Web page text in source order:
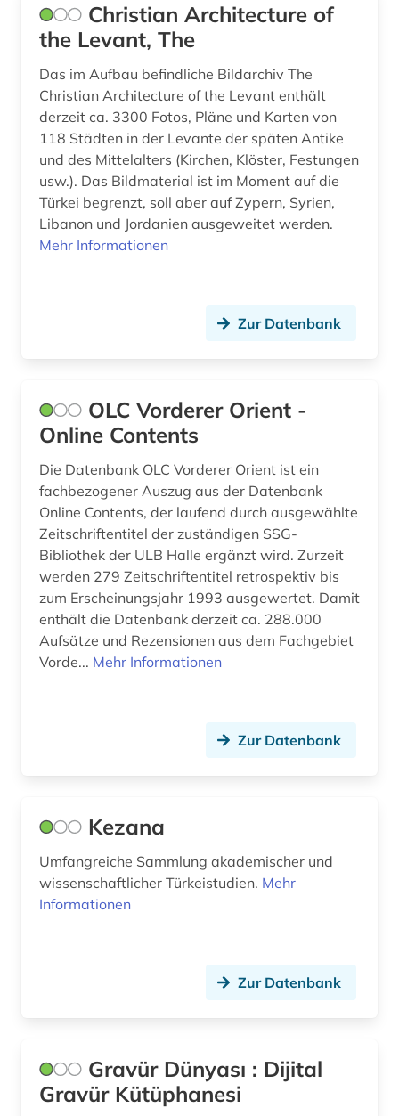
Christian Architecture of
the Levant, The
Das im Aufbau befindliche Bildarchiv The
Christian Architecture of the Levant enthält
derzeit ca. 3300 Fotos, Pläne und Karten von
118 Städten in der Levante der späten Antike
und des Mittelalters (Kirchen, Klöster, Festungen
usw.). Das Bildmaterial ist im Moment auf die
Türkei begrenzt, soll aber auf Zypern, Syrien,
Libanon und Jordanien ausgeweitet werden.
Mehr Informationen
Zur Datenbank
OLC Vorderer Orient -
Online Contents
Die Datenbank OLC Vorderer Orient ist ein
fachbezogener Auszug aus der Datenbank
Online Contents, der laufend durch ausgewählte
Zeitschriftentitel der zuständigen SSG-
Bibliothek der ULB Halle ergänzt wird. Zurzeit
werden 279 Zeitschriftentitel retrospektiv bis
zum Erscheinungsjahr 1993 ausgewertet. Damit
enthält die Datenbank derzeit ca. 288.000
Aufsätze und Rezensionen aus dem Fachgebiet
Vorde... Mehr Informationen
Zur Datenbank
Kezana
Umfangreiche Sammlung akademischer und
wissenschaftlicher Türkeistudien. Mehr
Informationen
Zur Datenbank
Gravür Dünyası : Dijital
Gravür Kütüphanesi